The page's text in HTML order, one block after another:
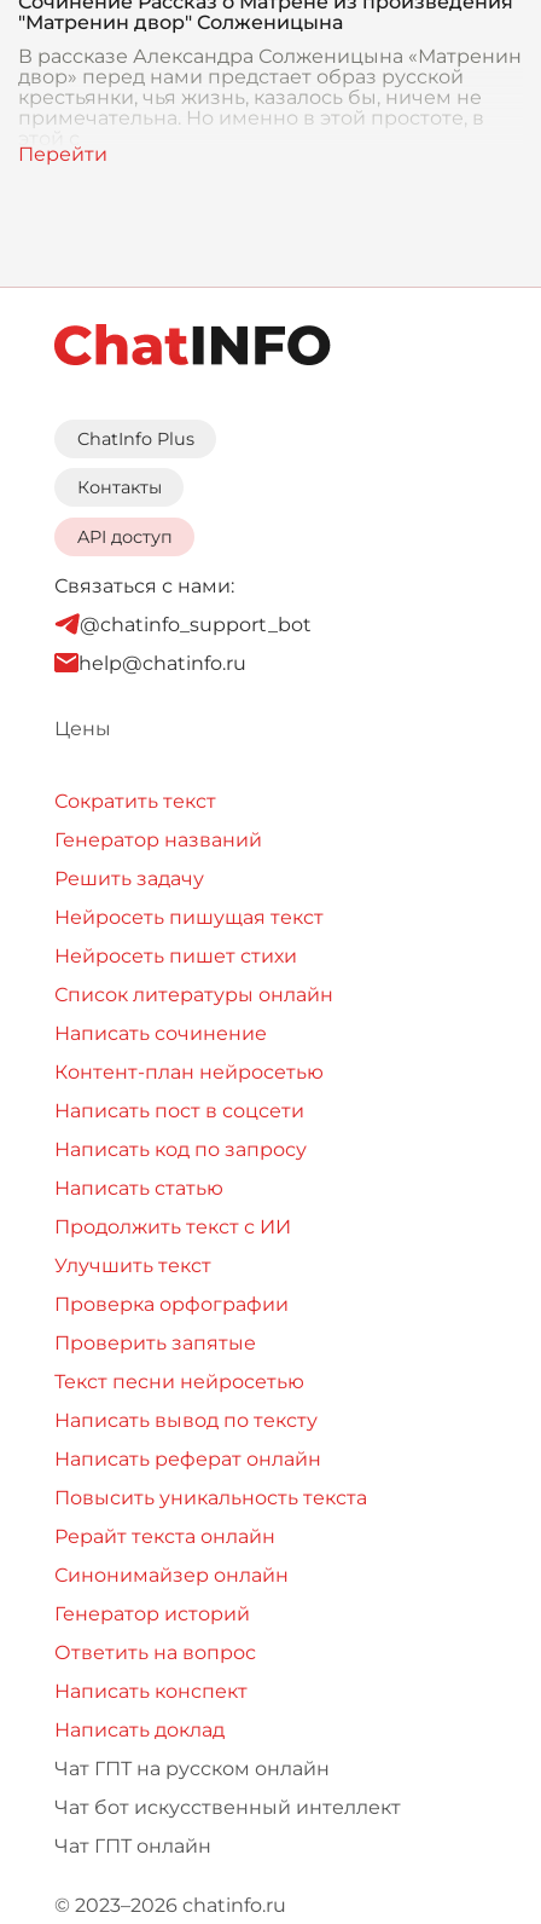
"Матренин двор" Солженицына
В рассказе Александра Солженицына «Матренин
двор» перед нами предстает образ русской
крестьянки, чья жизнь, казалось бы, ничем не
примечательна. Но именно в этой простоте, в
ChatInfo Plus
Контакты
API доступ
Связаться с нами:
@chatinfo_support_bot
help@chatinfo.ru
Цены
Сократить текст
Генератор названий
Решить задачу
Нейросеть пишущая текст
Нейросеть пишет стихи
Список литературы онлайн
Написать сочинение
Контент-план нейросетью
Написать пост в соцсети
Написать код по запросу
Написать статью
Продолжить текст с ИИ
Улучшить текст
Проверка орфографии
Проверить запятые
Текст песни нейросетью
Написать вывод по тексту
Написать реферат онлайн
Повысить уникальность текста
Рерайт текста онлайн
Синонимайзер онлайн
Генератор историй
Ответить на вопрос
Написать конспект
Написать доклад
Чат ГПТ на русском онлайн
Чат бот искусственный интеллект
Чат ГПТ онлайн
© 2023–2026 chatinfo.ru